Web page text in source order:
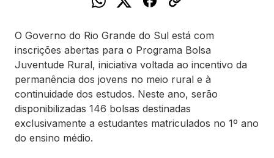
O Governo do Rio Grande do Sul está com
inscrições abertas para o Programa Bolsa
Juventude Rural, iniciativa voltada ao incentivo da
permanência dos jovens no meio rural e à
continuidade dos estudos. Neste ano, serão
disponibilizadas 146 bolsas destinadas
exclusivamente a estudantes matriculados no 1º ano
do ensino médio.